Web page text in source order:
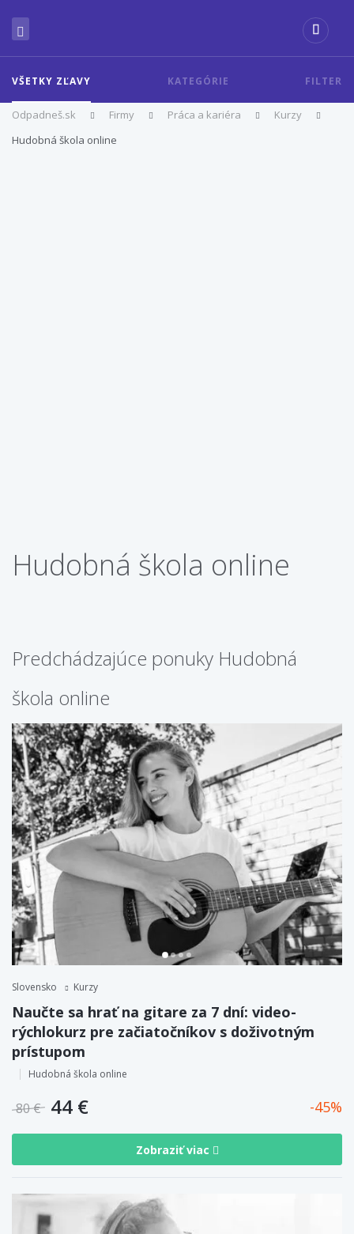
VŠETKY ZĽAVY KATEGÓRIE FILTER
Odpadneš.sk Firmy Práca a kariéra
Kurzy
Hudobná škola online
Hudobná škola online
Predchádzajúce ponuky Hudobná
škola online
Slovensko Kurzy
Naučte sa hrať na gitare za 7 dní: video-
rýchlokurz pre začiatočníkov s doživotným
prístupom
Hudobná škola online
80 € 44 € 45
Zobraziť viac